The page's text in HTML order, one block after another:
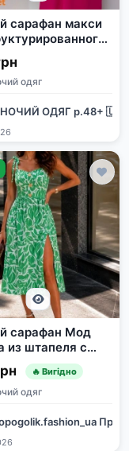
сарафан макси
одяг
ОДЯГ р.48+ 🇺🇦
Stock
сарафан Мод
из штапеля с
принтом
🔥 Вигідно
одяг